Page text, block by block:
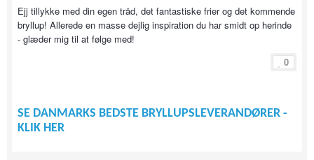
Ejj tillykke med din egen tråd, det fantastiske frier og det kommende
bryllup! Allerede en masse dejlig inspiration du har smidt op herinde
- glæder mig til at følge med!
0
SE DANMARKS BEDSTE BRYLLUPSLEVERANDØRER -
KLIK HER